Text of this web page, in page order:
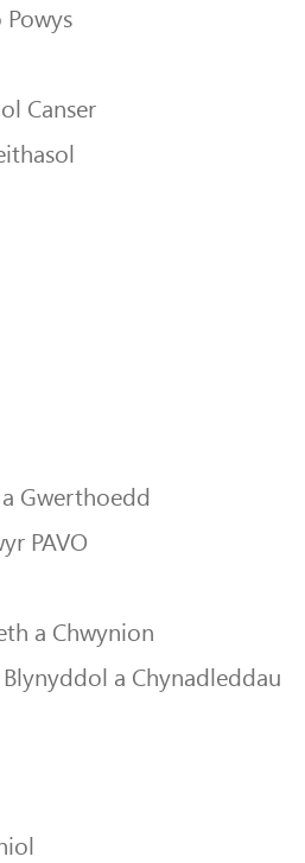
Powys
Canser
Gwerthoedd
PAVO
a Chwynion
a Chynadleddau